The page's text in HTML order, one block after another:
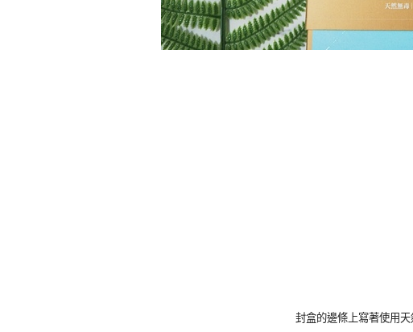
封盒的邊條上寫著使用